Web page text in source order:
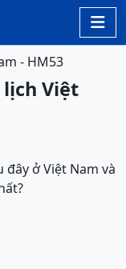

- HM53
lịch Việt
đây ở Việt Nam và